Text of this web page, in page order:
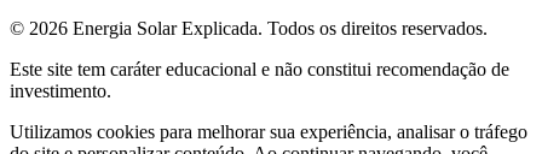
© 2026 Energia Solar Explicada. Todos os direitos reservados.
Este site tem caráter educacional e não constitui recomendação de
investimento.
Utilizamos cookies para melhorar sua experiência, analisar o tráfego